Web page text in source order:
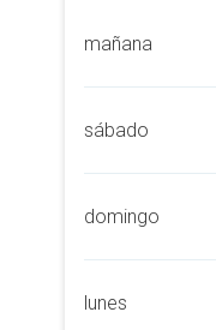
mañana
sábado
domingo
lunes